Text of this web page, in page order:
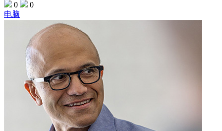
0
0
电脑